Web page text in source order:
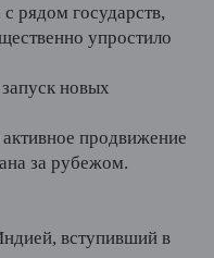
рядом государств,
упростило
новых
продвижение
за рубежом.
вступивший в